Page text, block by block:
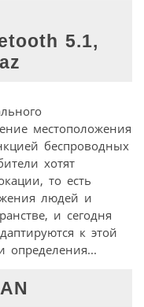
5.1,
местоположения
беспроводных
хотят
то есть
людей и
и сегодня
к этой
определения...